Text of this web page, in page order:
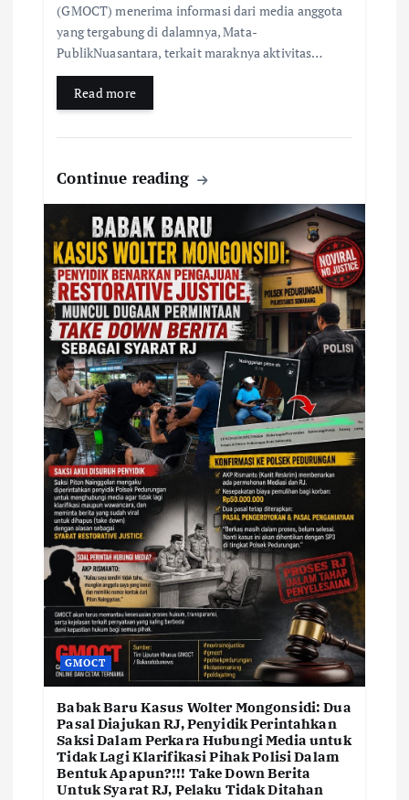
(GMOCT) menerima informasi dari media anggota
yang tergabung di dalamnya, Mata-
PublikNuasantara, terkait maraknya aktivitas…
Read more
Continue reading
GMOCT
Babak Baru Kasus Wolter Mongonsidi: Dua
Pasal Diajukan RJ, Penyidik Perintahkan
Saksi Dalam Perkara Hubungi Media untuk
Tidak Lagi Klarifikasi Pihak Polisi Dalam
Bentuk Apapun?!!! Take Down Berita
Untuk Syarat RJ, Pelaku Tidak Ditahan